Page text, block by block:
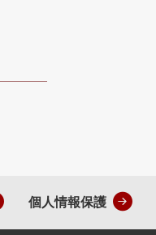
個人情報保護